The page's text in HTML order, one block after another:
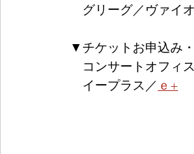
グリーグ／ヴァイ
▼チケットお申込み
コンサートオフィ
イープラス／ ｅ+